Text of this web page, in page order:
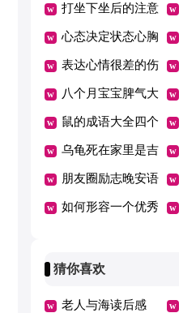
打坐下坐后的注意
些什么
心态决定状态心胸
决定格局眼界决定
境界
表达心情很差的伤
感朋友圈说说
八个月宝宝脾气大
爱哭怎么回事
鼠的成语大全四个
字和解释
乌龟死在家里是吉
是凶
朋友圈励志晚安语
录
如何形容一个优秀
猜你喜欢
老人与海读后感